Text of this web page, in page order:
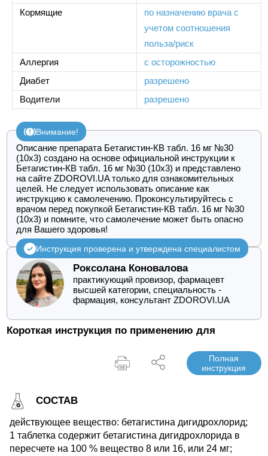
Кормящие
по назначению врача с
учетом соотношения
польза/риск
Аллергия
с осторожностью
Диабет
разрешено
Водители
разрешено
Внимание!
Описание препарата Бетагистин-КВ табл. 16 мг №30
(10х3) создано на основе официальной инструкции к
Бетагистин-КВ табл. 16 мг №30 (10х3) и представлено
на сайте ZDOROVI.UA только для ознакомительных
целей. Не следует использовать описание как
инструкцию к самолечению. Проконсультируйтесь с
врачом перед покупкой Бетагистин-КВ табл. 16 мг №30
(10х3) и помните, что самолечение может быть опасно
для Вашего здоровья!
Инструкция проверена и утверждена специалистом
Роксолана Коновалова
практикующий провизор, фармацевт
высшей категории, специальность -
фармация, консультант ZDOROVI.UA
Короткая инструкция по применению для
Полная
инструкция
СОСТАВ
действующее вещество: бетагистина дигидрохлорид;
1 таблетка содержит бетагистина дигидрохлорида в
пересчете на 100 % вещество 8 или 16, или 24 мг;